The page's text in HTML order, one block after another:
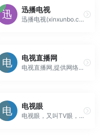
迅播电视
迅播电视(xinxunbo.com)是一个可以在线收看來自全球200多个国家和地区的免费电视频道直播服务平台，收录有新闻、财经、体育、儿童、电影，电视剧、户外，汽车等20多个频道分类，7000多个海内外电视频道，高清，免费，无需安装软件。
电视直播网
电视直播网,提供网络电视直播,湖南卫视,浙江卫视,东方卫视,北京卫视,河南卫视,江苏卫视,上海第一财经,CCTV5体育,免费视频直播,电视节目表,本港台直播在线回放。
电视眼
电视眼，又叫TV眼，一家提供在线网络电视直播的网站，整理了热门体育直播，中央电视台、湖南卫视、浙江卫视、江苏卫视等卫视频道，还有全国省市电视台在线直播，高清、免费、无需软件，电视节目还可回看。